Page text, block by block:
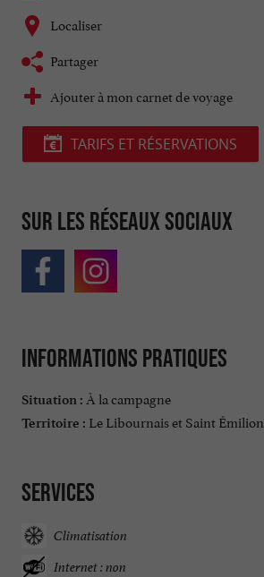
Localiser
Partager
Ajouter à mon carnet de voyage
TARIFS ET RÉSERVATIONS
Sur les réseaux sociaux
Informations pratiques
Situation : À la campagne
Territoire : Le Libournais et Saint Émilion
Services
Climatisation
Internet : non